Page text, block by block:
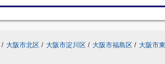
/ 大阪市北区 / 大阪市淀川区 / 大阪市福島区 / 大阪市